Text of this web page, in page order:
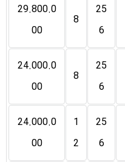
25
6
8
29.800.0
00
25
6
8
24.000.0
00
25
6
1
2
24.000.0
00